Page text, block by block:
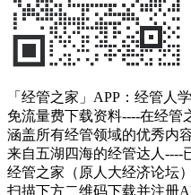
「经管之家」APP：经管人
免流量费下载资料----在经管
涵盖所有经管领域的优秀内
来自五湖四海的经管达人----
经管之家（原人大经济论坛
扫描下方二维码下载并注册